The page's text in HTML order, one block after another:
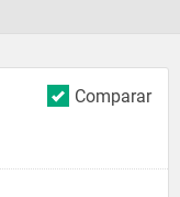
Comparar